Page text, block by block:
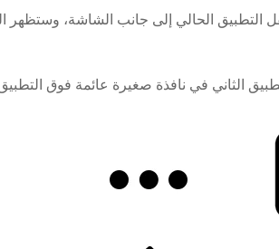
الحالي إلى جانب الشاشة، وستظهر
الثاني في نافذة صغيرة عائمة فوق